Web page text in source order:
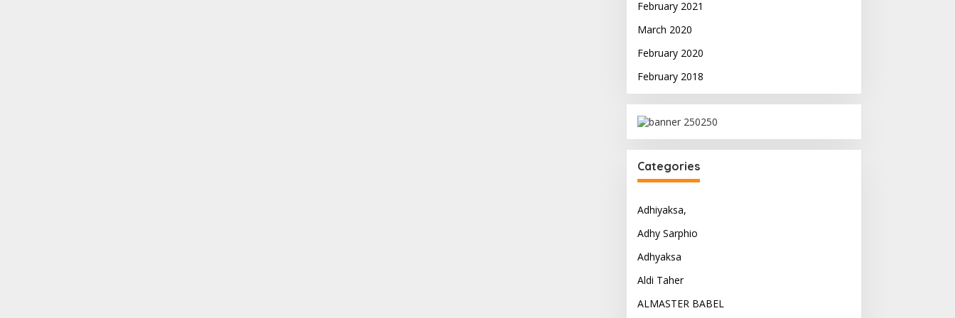
February 2021
March 2020
February 2020
February 2018
Categories
Adhiyaksa,
Adhy Sarphio
Adhyaksa
Aldi Taher
ALMASTER BABEL